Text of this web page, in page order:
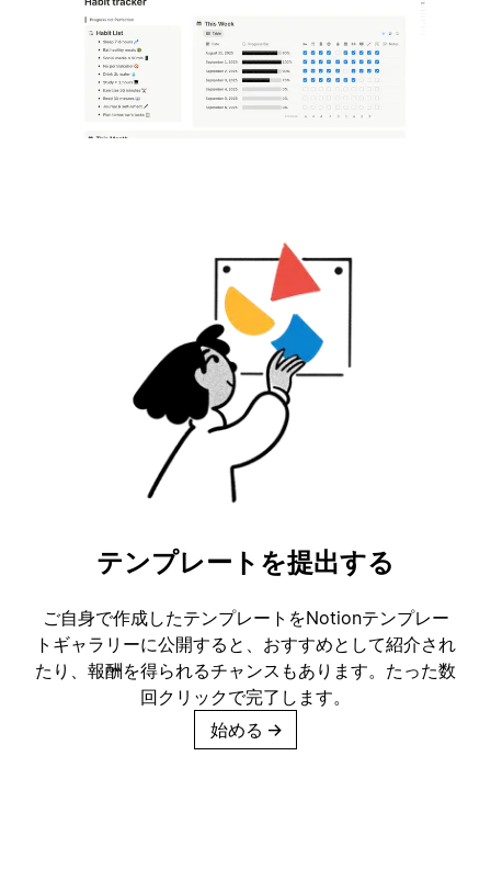
テンプレートを提出する
ご自身で作成したテンプレートをNotionテンプレー
トギャラリーに公開すると、おすすめとして紹介され
たり、報酬を得られるチャンスもあります。たった数
回クリックで完了します。
始める →